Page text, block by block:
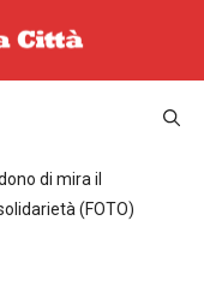
di mira il
(FOTO)